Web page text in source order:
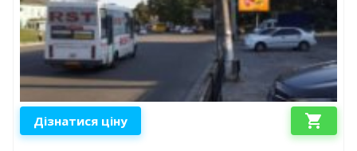
Дізнатися ціну shopping_cart